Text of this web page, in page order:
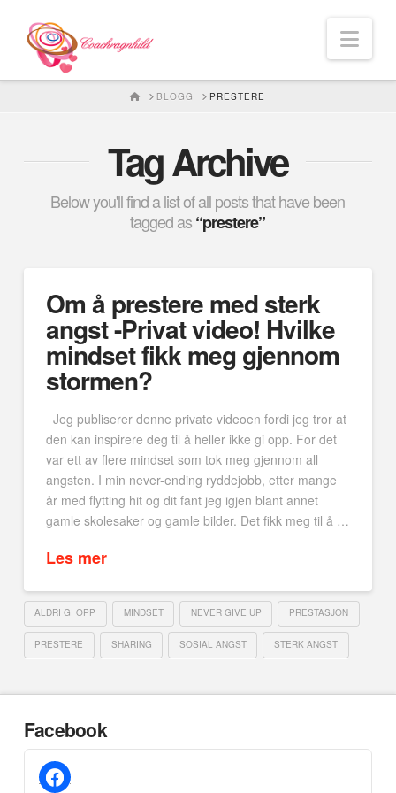
HOMEBLOGG PRESTERE
Tag Archive
Below you'll find a list of all posts that have been
tagged as“prestere”
Om å prestere med sterk
angst -Privat video! Hvilke
mindset fikk meg gjennom
stormen?
Jeg publiserer denne private videoen fordi jeg tror at
den kan inspirere deg til å heller ikke gi opp. For det
var ett av flere mindset som tok meg gjennom all
angsten. I min never-ending ryddejobb, etter mange
år med flytting hit og dit fant jeg igjen blant annet
gamle skolesaker og gamle bilder. Det fikk meg til å …
Les mer
ALDRI GI OPP MINDSET NEVER GIVE UP PRESTASJON
PRESTERE SHARING SOSIAL ANGST STERK ANGST
Facebook
facebook